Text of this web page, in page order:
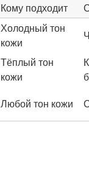
Кому подходит
Холодный тон
кожи
Тёплый тон
кожи
Любой тон кожи